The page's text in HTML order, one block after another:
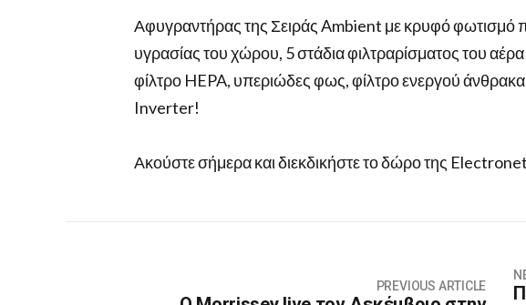
Αφυγραντήρας της Σειράς Ambient με κρυφό φωτισμό
υγρασίας του χώρου, 5 στάδια φιλτραρίσματος του
φίλτρο HEPA, υπεριώδες φως, φίλτρο ενεργού
Inverter!
Ακούστε σήμερα και διεκδικήστε το δώρο της
PREVIOUS ARTICLE